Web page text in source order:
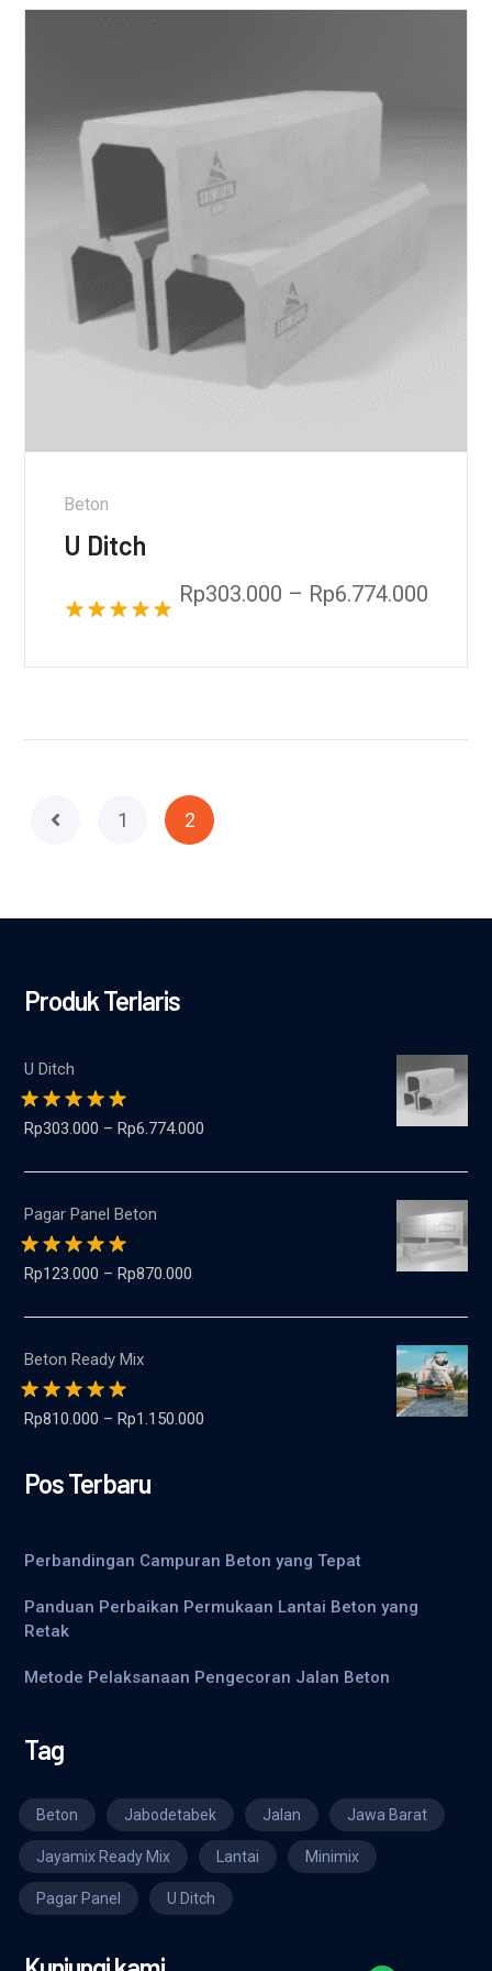
Beton
U Ditch
Rp303.000 – Rp6.774.000
1 2
Produk Terlaris
U Ditch
Dinilai5.00 dari
Rp303.000 –Rp6.774.000
Pagar Panel Beton
Dinilai5.00 dari
Rp123.000 –Rp870.000
Beton Ready Mix
Dinilai5.00 dari
Rp810.000 –Rp1.150.000
Pos Terbaru
Perbandingan Campuran Beton yang Tepat
Panduan Perbaikan Permukaan Lantai Beton yang
Retak
Metode Pelaksanaan Pengecoran Jalan Beton
Tag
Beton Jabodetabek Jalan Jawa Barat
Jayamix Ready Mix Lantai Minimix
Pagar Panel U Ditch